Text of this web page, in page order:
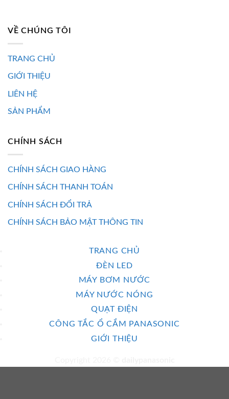
VỀ CHÚNG TÔI
TRANG CHỦ
GIỚI THIỆU
LIÊN HỆ
SẢN PHẨM
CHÍNH SÁCH
CHÍNH SÁCH GIAO HÀNG
CHÍNH SÁCH THANH TOÁN
CHÍNH SÁCH ĐỔI TRẢ
CHÍNH SÁCH BẢO MẬT THÔNG TIN
TRANG CHỦ
ĐÈN LED
MÁY BƠM NƯỚC
MÁY NƯỚC NÓNG
QUẠT ĐIỆN
CÔNG TẮC Ổ CẮM PANASONIC
GIỚI THIỆU